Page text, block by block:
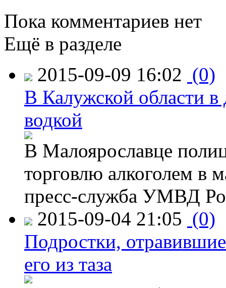
Пока комментариев нет
Ещё в разделе
2015-09-09 16:02 (0)
В Калужской области в
водкой
В Малоярославце
торговлю алкоголем в
пресс-служба УМВД
2015-09-04 21:05 (0)
Подростки,
его из таза